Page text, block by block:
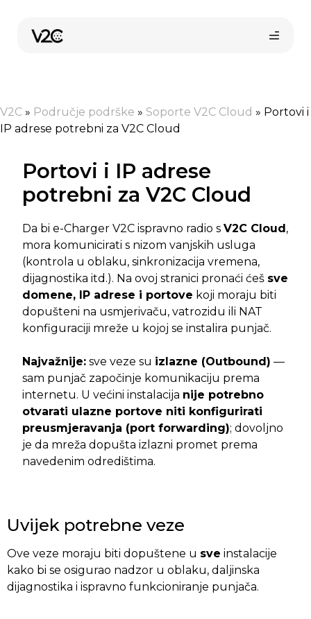
sadržaj
Kupi online
V2C » Područje podrške » Soporte V2C Cloud » Portovi i
IP adrese potrebni za V2C Cloud
Portovi i IP adrese
potrebni za V2C Cloud
Da bi e-Charger V2C ispravno radio s V2C Cloud,
mora komunicirati s nizom vanjskih usluga
(kontrola u oblaku, sinkronizacija vremena,
dijagnostika itd.). Na ovoj stranici pronaći ćeš sve
domene, IP adrese i portove koji moraju biti
dopušteni na usmjerivaču, vatrozidu ili NAT
konfiguraciji mreže u kojoj se instalira punjač.
Najvažnije: sve veze su izlazne (Outbound) —
sam punjač započinje komunikaciju prema
internetu. U većini instalacija nije potrebno
otvarati ulazne portove niti konfigurirati
preusmjeravanja (port forwarding); dovoljno
je da mreža dopušta izlazni promet prema
navedenim odredištima.
Uvijek potrebne veze
Ove veze moraju biti dopuštene u sve instalacije
kako bi se osigurao nadzor u oblaku, daljinska
dijagnostika i ispravno funkcioniranje punjača.